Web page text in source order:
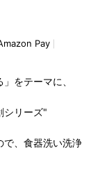
Pay
をテーマに、
シリーズ"
で、食器洗い洗浄